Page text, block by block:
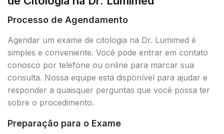
Processo de Agendamento
Agendar um exame de citologia na Dr. Lumimed é
simples e conveniente. Você pode entrar em contato
conosco por telefone ou online para marcar sua
consulta. Nossa equipe está disponível para ajudar e
responder a quaisquer perguntas que você possa ter
sobre o procedimento.
Preparação para o Exame